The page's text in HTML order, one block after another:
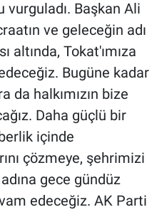
Başkan Ali
ve geleceğin adı
altında, Tokat'ımıza
Bugüne kadar
da halkımızın bize
Daha güçlü bir
içinde
çözmeye, şehrimizi
gece gündüz
edeceğiz. AK Parti